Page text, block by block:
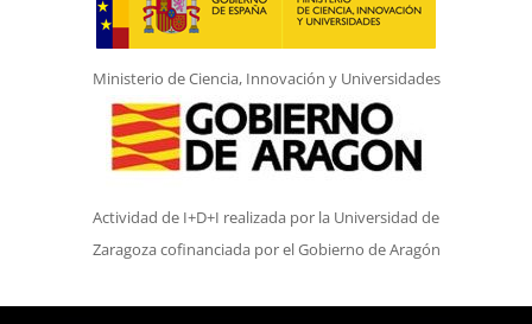
Ministerio de Ciencia, Innovación y Universidades
Actividad de I+D+I realizada por la Universidad de
Zaragoza cofinanciada por el Gobierno de Aragón